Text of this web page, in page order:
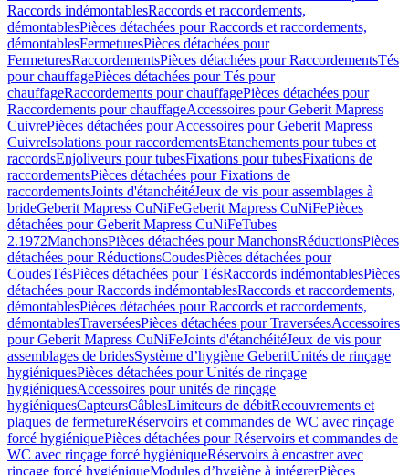
Raccords indémontablesRaccords et raccordements,
démontablesPièces détachées pour Raccords et raccordements,
démontablesFermeturesPièces détachées pour
FermeturesRaccordementsPièces détachées pour RaccordementsTés
pour chauffagePièces détachées pour Tés pour
chauffageRaccordements pour chauffagePièces détachées pour
Raccordements pour chauffageAccessoires pour Geberit Mapress
CuivrePièces détachées pour Accessoires pour Geberit Mapress
CuivreIsolations pour raccordementsEtanchements pour tubes et
raccordsEnjoliveurs pour tubesFixations pour tubesFixations de
raccordementsPièces détachées pour Fixations de
raccordementsJoints d'étanchéitéJeux de vis pour assemblages à
brideGeberit Mapress CuNiFeGeberit Mapress CuNiFePièces
détachées pour Geberit Mapress CuNiFeTubes
2.1972ManchonsPièces détachées pour ManchonsRéductionsPièces
détachées pour RéductionsCoudesPièces détachées pour
CoudesTésPièces détachées pour TésRaccords indémontablesPièces
détachées pour Raccords indémontablesRaccords et raccordements,
démontablesPièces détachées pour Raccords et raccordements,
démontablesTraverséesPièces détachées pour TraverséesAccessoires
pour Geberit Mapress CuNiFeJoints d'étanchéitéJeux de vis pour
assemblages de bridesSystème d’hygiène GeberitUnités de rinçage
hygiéniquesPièces détachées pour Unités de rinçage
hygiéniquesAccessoires pour unités de rinçage
hygiéniquesCapteursCâblesLimiteurs de débitRecouvrements et
plaques de fermetureRéservoirs et commandes de WC avec rinçage
forcé hygiéniquePièces détachées pour Réservoirs et commandes de
WC avec rinçage forcé hygiéniqueRéservoirs à encastrer avec
rinçage forcé hygiéniqueModules d’hygiène à intégrerPièces